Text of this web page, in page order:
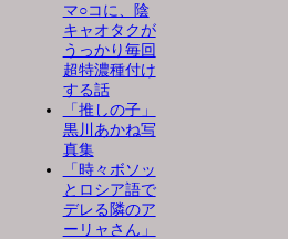
マ○コに、陰
キャオタクが
うっかり毎回
超特濃種付け
する話
「推しの子」
黒川あかね写
真集
「時々ボソッ
とロシア語で
デレる隣のア
ーリャさん」